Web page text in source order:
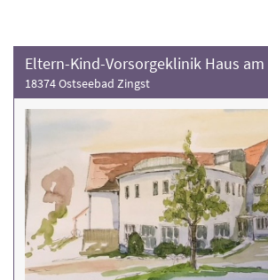
Eltern-Kind-Vorsorgeklinik Haus
18374 Ostseebad Zingst